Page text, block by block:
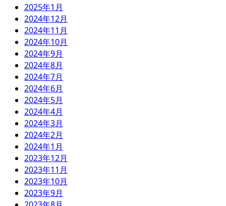
2025年1月
2024年12月
2024年11月
2024年10月
2024年9月
2024年8月
2024年7月
2024年6月
2024年5月
2024年4月
2024年3月
2024年2月
2024年1月
2023年12月
2023年11月
2023年10月
2023年9月